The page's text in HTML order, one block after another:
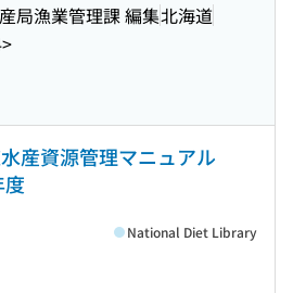
局漁業管理課 編集北海道
産資源管理マニュアル
National Diet Library